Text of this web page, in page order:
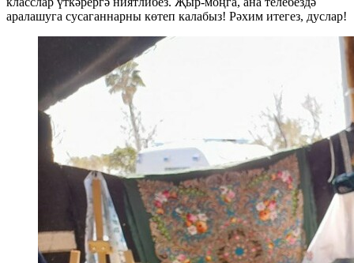
аралашуга сусаганнарны көтеп калабыз! Рәхим итегез, дуслар!